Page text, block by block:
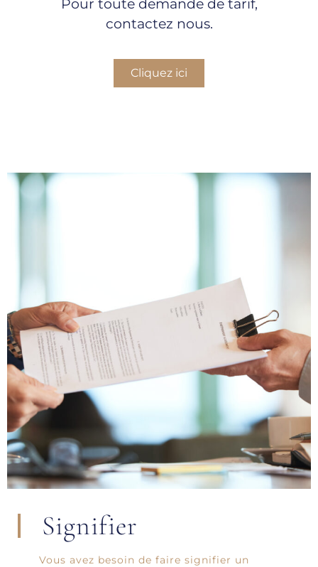
Pour toute demande de tarif,
contactez nous.
Cliquez ici
Signifier
Vous avez besoin de faire signifier un